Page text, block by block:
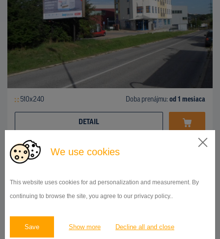
We use cookies
This website uses cookies for ad personalization and measurement. By
continuing to browse the site, you agree to our privacy policy..
Save Show more Decline all and close
510x240 Doba prenájmu: od 1 mesiaca
DETAIL
BILLBOARD